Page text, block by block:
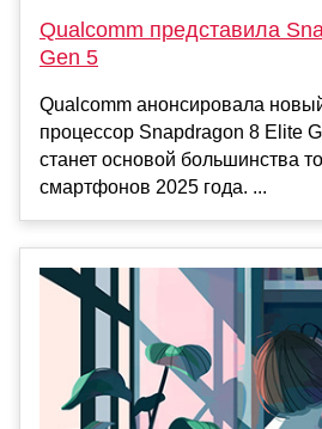
Qualcomm представила
Gen 5
Qualcomm анонсировала
процессор Snapdragon 8 Elite
станет основой большинства
смартфонов 2025 года. ...